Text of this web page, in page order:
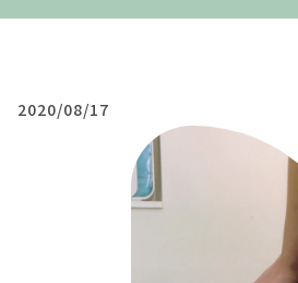
2020/08/17